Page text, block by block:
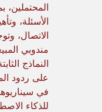
المحتملين،
الأسئلة،
الاتصال،
مندوبي
النماذج
على ردود
في
للذكاء